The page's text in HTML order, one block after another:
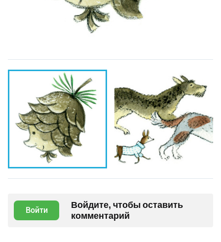
Войти
Войдите, чтобы оставить
комментарий